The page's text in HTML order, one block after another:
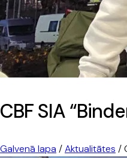
CBF SIA
Galvenā lapa /Aktualitātes /